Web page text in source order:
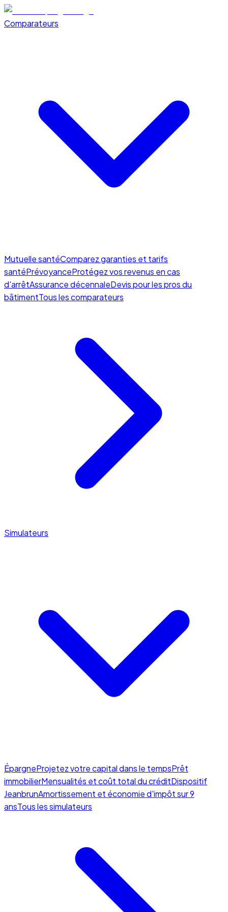
Comparateurs
Mutuelle santéComparez garanties et tarifs
santéPrévoyanceProtégez vos revenus en cas
d'arrêtAssurance décennaleDevis pour les pros du
bâtimentTous les comparateurs
Simulateurs
ÉpargneProjetez votre capital dans le tempsPrêt
immobilierMensualités et coût total du créditDispositif
JeanbrunAmortissement et économie d'impôt sur 9
ansTous les simulateurs